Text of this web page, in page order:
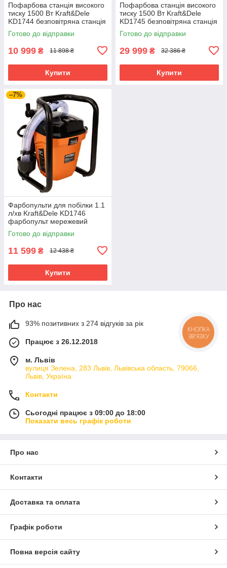
Пофарбова станція високого
тиску 1500 Вт Kraft&Dele
KD1744 безповітряна станція
фарбування
Готово до відправки
10 999 ₴ 11 898 ₴
Купити
Пофарбова станція високого
тиску 1500 Вт Kraft&Dele
KD1745 безповітряна станція
фарбування
Готово до відправки
29 999 ₴ 32 386 ₴
Купити
–7%
Фарбопульти для побілки 1.1
л/хв Kraft&Dele KD1746
фарбопульт мережевий
Готово до відправки
11 599 ₴ 12 438 ₴
Купити
Про нас
93% позитивних з 274 відгуків за рік
Працює з 26.12.2018
м. Львів
вулиця Зелена, 283 Львів, Львівська область, 79066,
Львів, Україна
Контакти
Сьогодні працює з 09:00 до 18:00
Показати весь графік роботи
Про нас
Контакти
Доставка та оплата
Графік роботи
Повна версія сайту
КНОПКА
ЗВ'ЯЗКУ